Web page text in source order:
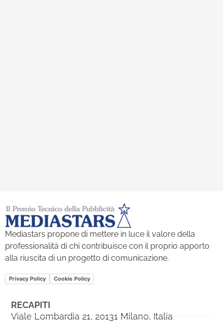
Mediastars propone di mettere in luce il valore della
professionalità di chi contribuisce con il proprio apporto
alla riuscita di un progetto di comunicazione.
Privacy Policy Cookie Policy
RECAPITI
Viale Lombardia 21, 20131 Milano, Italia